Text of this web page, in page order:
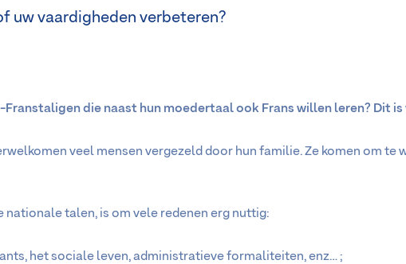
uw vaardigheden verbeteren?
die naast hun moedertaal ook Frans willen leren? Dit is
veel mensen vergezeld door hun familie. Ze komen om te
nationale talen, is om vele redenen erg nuttig:
het sociale leven, administratieve formaliteiten, enz… ;